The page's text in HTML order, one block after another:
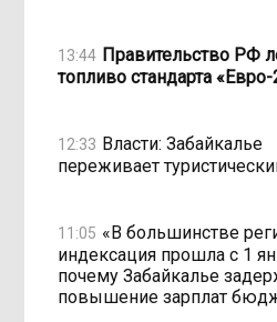
13:44 Правительство РФ
топливо стандарта «Евро-
12:33 Власти: Забайкалье
переживает
11:05 «В большинстве
индексация прошла с 1
почему Забайкалье
повышение зарплат